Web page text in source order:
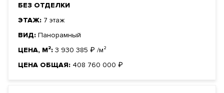
БЕЗ ОТДЕЛКИ
ЭТАЖ: 7 этаж
ВИД: Панорамный
ЦЕНА, М²: 3 930 385 ₽ /м²
ЦЕНА ОБЩАЯ: 408 760 000 ₽